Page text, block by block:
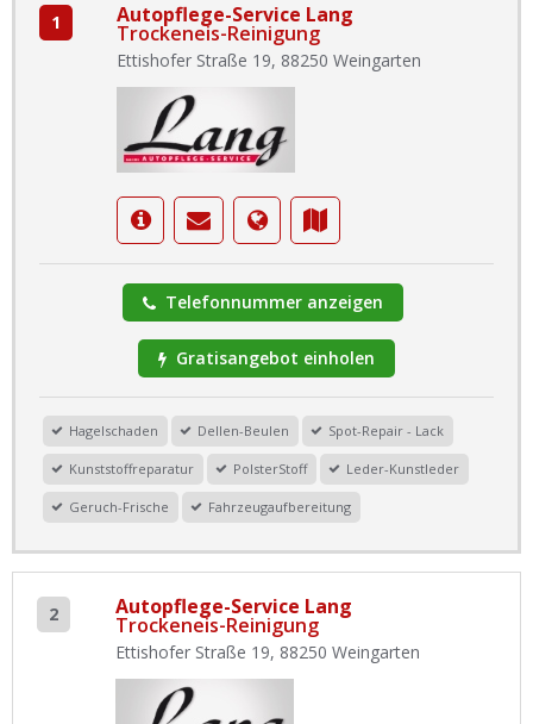
1 Autopflege-Service Lang
Trockeneis-Reinigung
Ettishofer Straße 19, 88250 Weingarten
Telefonnummer anzeigen
Gratisangebot einholen
Hagelschaden Dellen-Beulen Spot-Repair - Lack
Kunststoffreparatur PolsterStoff Leder-Kunstleder
Geruch-Frische Fahrzeugaufbereitung
2 Autopflege-Service Lang
Trockeneis-Reinigung
Ettishofer Straße 19, 88250 Weingarten